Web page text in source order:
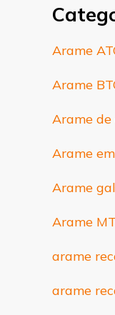
Arame
Arame
Arame
Arame
Arame
Arame
arame
arame